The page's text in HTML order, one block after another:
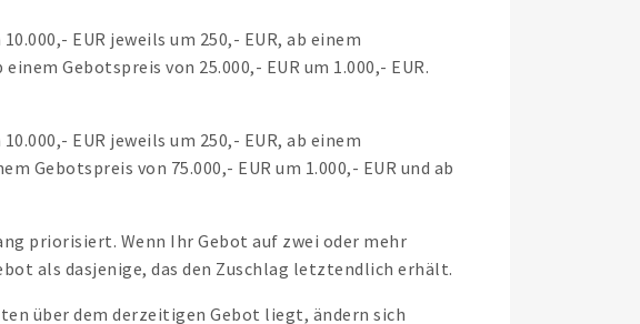
EUR jeweils um 250,- EUR, ab einem
Gebotspreis von 25.000,- EUR um 1.000,- EUR.
EUR jeweils um 250,- EUR, ab einem
Gebotspreis von 75.000,- EUR um 1.000,- EUR und ab
priorisiert. Wenn Ihr Gebot auf zwei oder mehr
als dasjenige, das den Zuschlag letztendlich erhält.
über dem derzeitigen Gebot liegt, ändern sich